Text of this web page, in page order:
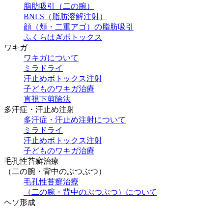
脂肪吸引（二の腕）
BNLS（脂肪溶解注射）
顔（頬・二重アゴ）の脂肪吸引
ふくらはぎボトックス
ワキガ
ワキガについて
ミラドライ
汗止めボトックス注射
子どものワキガ治療
直視下剪除法
多汗症・汗止め注射
多汗症・汗止め注射について
ミラドライ
汗止めボトックス注射
子どものワキガ治療
⽑孔性苔癬治療
（⼆の腕・背中のぶつぶつ）
⽑孔性苔癬治療
（⼆の腕・背中のぶつぶつ）について
ヘソ形成